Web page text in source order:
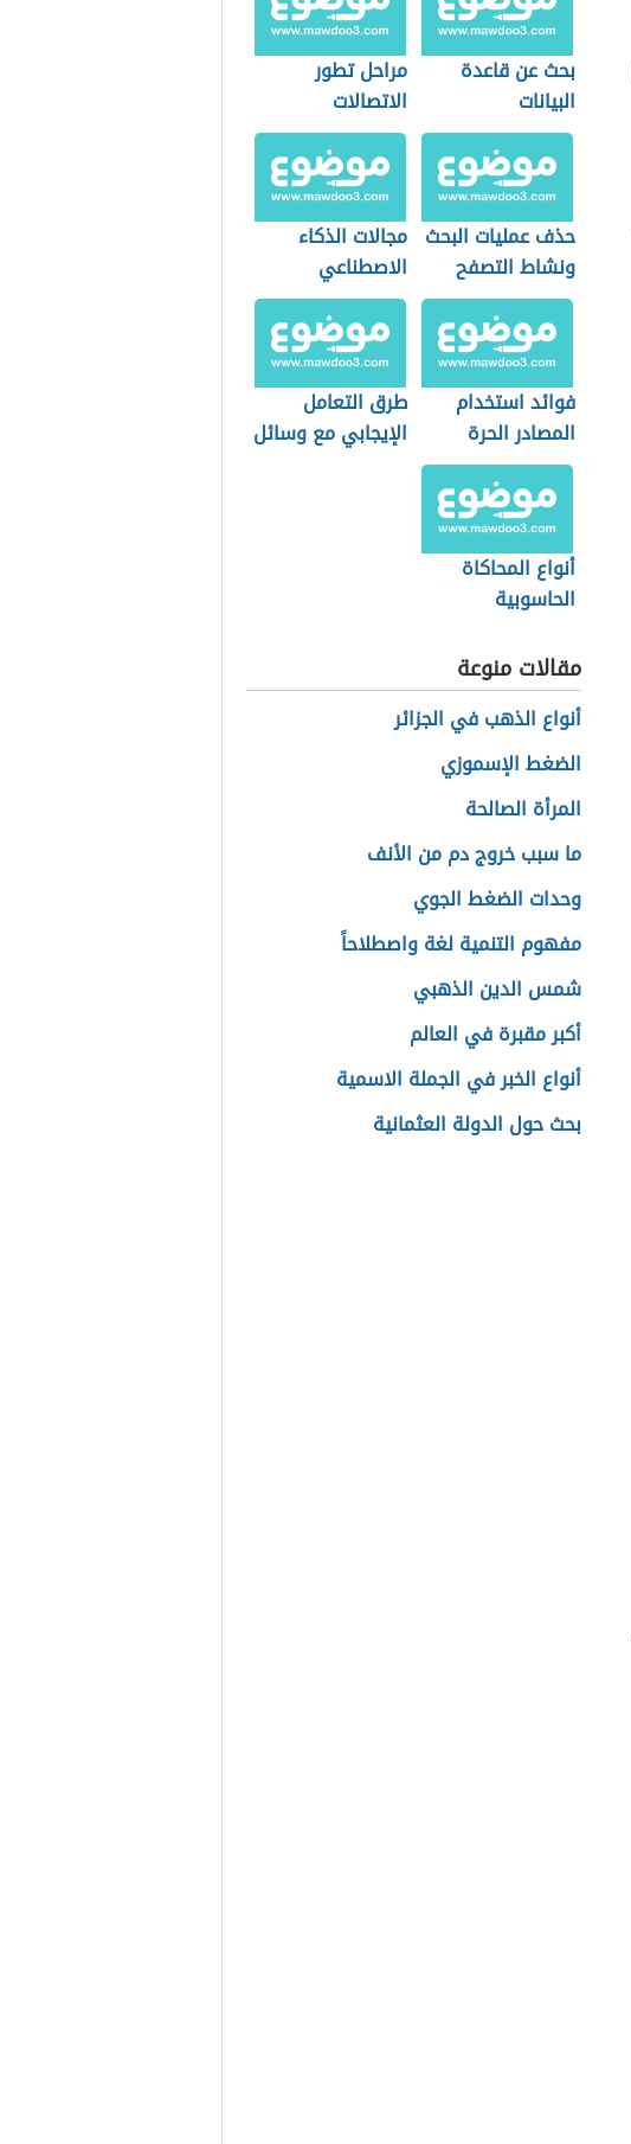
بحث عن قاعدة
البيانات
مراحل تطور
الاتصالات
حذف عمليات البحث
ونشاط التصفح
مجالات الذكاء
الاصطناعي
فوائد استخدام
المصادر الحرة
طرق التعامل
الإيجابي مع وسائل
أنواع المحاكاة
الحاسوبية
مقالات منوعة
أنواع الذهب في الجزائر
الضغط الإسموزي
المرأة الصالحة
ما سبب خروج دم من الأنف
وحدات الضغط الجوي
مفهوم التنمية لغة واصطلاحاً
شمس الدين الذهبي
أكبر مقبرة في العالم
أنواع الخبر في الجملة الاسمية
بحث حول الدولة العثمانية